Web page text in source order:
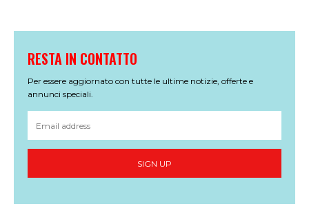
RESTA IN CONTATTO
Per essere aggiornato con tutte le ultime notizie, offerte e
annunci speciali.
SIGN UP